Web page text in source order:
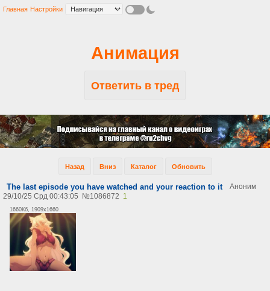
Главная Настройки
Анимация
Ответить в тред
Назад Вниз Каталог Обновить
The last episode you have watched and your reaction to it
Аноним
29/10/25 Срд 00:43:05
№1086872 1
1660Кб, 1909x1660